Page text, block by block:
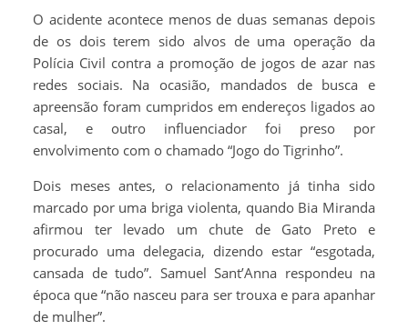
O acidente acontece menos de duas semanas depois
de os dois terem sido alvos de uma operação da
Polícia Civil contra a promoção de jogos de azar nas
redes sociais. Na ocasião, mandados de busca e
apreensão foram cumpridos em endereços ligados ao
casal, e outro influenciador foi preso por
envolvimento com o chamado “Jogo do Tigrinho”.
Dois meses antes, o relacionamento já tinha sido
marcado por uma briga violenta, quando Bia Miranda
afirmou ter levado um chute de Gato Preto e
procurado uma delegacia, dizendo estar “esgotada,
cansada de tudo”. Samuel Sant’Anna respondeu na
época que “não nasceu para ser trouxa e para apanhar
de mulher”.